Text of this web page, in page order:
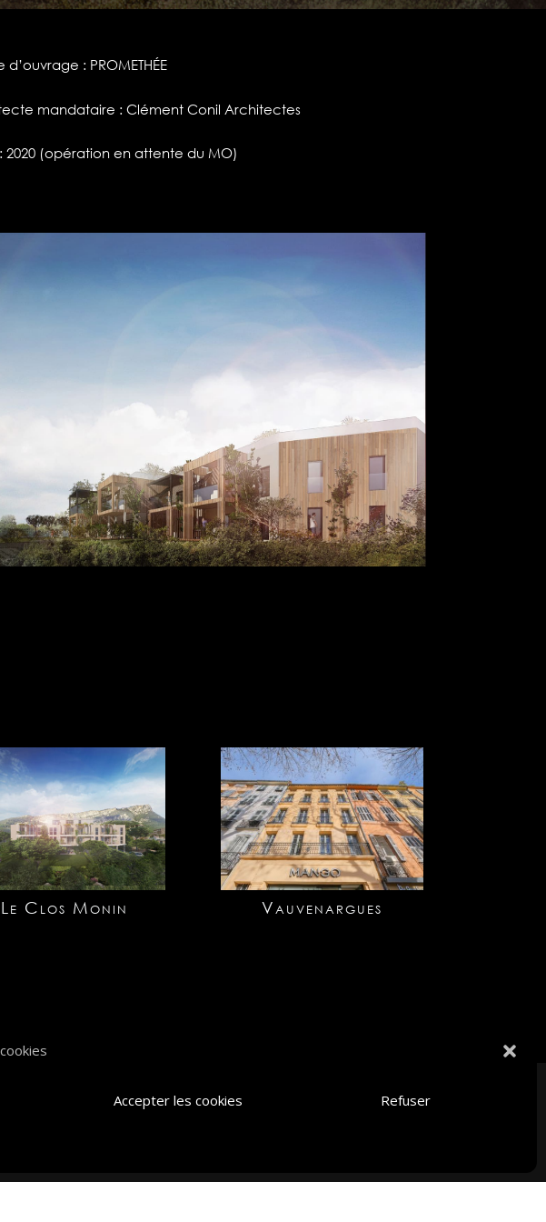
Accepter les cookies Refuser
d’ouvrage : PROMETHÉE
mandataire : Clément Conil Architectes
2020 (opération en attente du MO)
Le Clos Monin Vauvenargues